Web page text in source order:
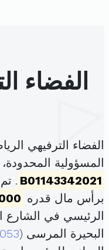
الفضاء
الفضاء الترفيهي
المسؤولية
B01143342021
برأس مال قدره
الرئيسي في
البحيرة المرسى (